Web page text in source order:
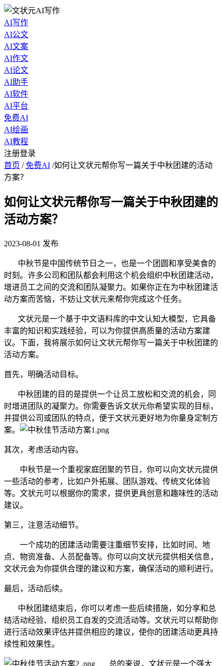
AI写作
AI公文
AI文案
AI作文
AI论文
AI助手
AI软件
AI平台
免费AI
AI绘画
AI教程
注册登录
首页 / 免费AI /如何让文状元帮你写一篇关于中秋团建的活动
方案？
如何让文状元帮你写一篇关于中秋团建的
活动方案？
2023-08-01 发布
中秋节是中国传统节日之一，也是一个团圆和享受美食的
时刻。许多公司和团队都会利用这个机会组织中秋团建活动，
增进员工之间的交流和团队凝聚力。如果你正在为中秋团建活
动方案而苦恼，不妨让文状元来帮你完成这个任务。
文状元是一个基于中文语料库的中文认知大模型，它具备
丰富的知识和实践经验，可以为你提供高质量的活动方案建
议。下面，我将展示如何让文状元帮你写一篇关于中秋团建的
活动方案。
首先，明确活动目标。
中秋团建的目的是提供一个让员工放松和交流的机会，同
时增进团队的凝聚力。你需要告诉文状元你希望实现的目标，
并提供公司或团队的特点，便于文状元更好地为你量身定制方
案。
其次，考虑活动内容。
中秋节是一个重视家庭团聚的节日，你可以向文状元提供
一些活动的参考，比如户外拓展、团队游戏、传统文化体验
等。文状元可以根据你的需求，提供更具创意和趣味性的活动
建议。
第三，注意活动细节。
一个成功的团建活动需要注重细节安排，比如时间、地
点、物资准备、人员配备等。你可以向文状元提供相关信息，
文状元会为你提供合理的建议和方案，确保活动的顺利进行。
最后，活动后续。
中秋团建结束后，你可以考虑一些后续措施，如分享和总
结活动经验、组织员工自发的交流活动等。文状元可以帮助你
进行活动效果评估并提供相应的建议，使你的团建活动更具持
续性和效果性。
总的来说，文状元是一个强大